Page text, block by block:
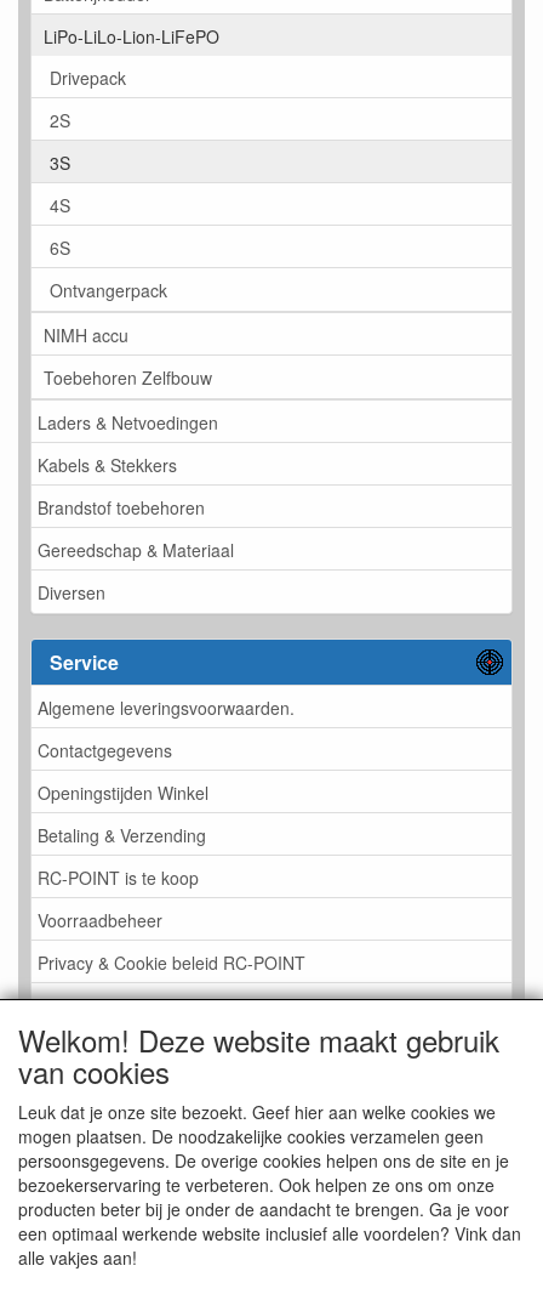
LiPo-LiLo-Lion-LiFePO
Drivepack
2S
3S
4S
6S
Ontvangerpack
NIMH accu
Toebehoren Zelfbouw
Laders & Netvoedingen
Kabels & Stekkers
Brandstof toebehoren
Gereedschap & Materiaal
Diversen
Service
Algemene leveringsvoorwaarden.
Contactgegevens
Openingstijden Winkel
Betaling & Verzending
RC-POINT is te koop
Voorraadbeheer
Privacy & Cookie beleid RC-POINT
LINK PAGINA
Gastenboek RC-POINT
Kijkje in de Winkel
Welkom! Deze website maakt gebruik
van cookies
Leuk dat je onze site bezoekt. Geef hier aan welke cookies we
mogen plaatsen. De noodzakelijke cookies verzamelen geen
persoonsgegevens. De overige cookies helpen ons de site en je
bezoekerservaring te verbeteren. Ook helpen ze ons om onze
producten beter bij je onder de aandacht te brengen. Ga je voor
een optimaal werkende website inclusief alle voordelen? Vink dan
alle vakjes aan!